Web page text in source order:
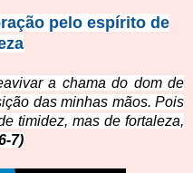
pelo espírito de
a chama do dom de
das minhas mãos. Pois
timidez, mas de fortaleza,
7)